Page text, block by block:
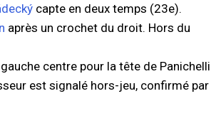
capte en deux temps (23e).
après un crochet du droit. Hors du
centre pour la tête de Panichelli
est signalé hors-jeu, confirmé par